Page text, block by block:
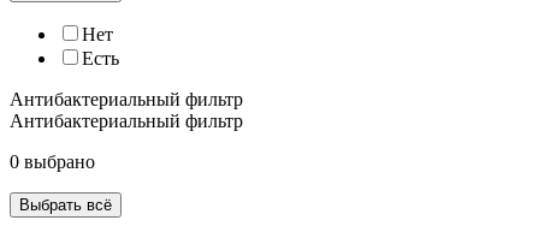
Нет
Есть
Антибактериальный фильтр
Антибактериальный фильтр
0 выбрано
Выбрать всё